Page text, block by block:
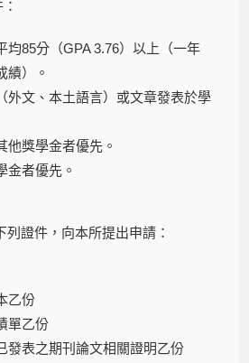
均85分（GPA 3.76）以上（一年
績）。
外文、本土語言）或文章發表於學
他獎學金者優先。
金者優先。
列證件，向本所提出申請：
乙份
單乙份
發表之期刊論文相關證明乙份